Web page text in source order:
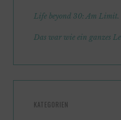
Life beyond 30: Am Limit.
Das war wie ein ganzes
KATEGORIEN